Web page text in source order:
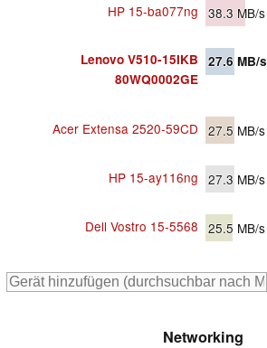
HP 15-ba077ng 38.3 MB/s
Lenovo V510-15IKB
80WQ0002GE
27.6 MB/s
Acer Extensa 2520-59CD 27.5 MB/s
HP 15-ay116ng 27.3 MB/s
Dell Vostro 15-5568 25.5 MB/s
Networking